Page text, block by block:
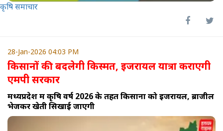
कृषि समाचार
28-Jan-2026 04:03 PM
किसानों की बदलेगी किस्मत, इजरायल यात्रा कराएगी
एमपी सरकार
मध्यप्रदेश में कृषि वर्ष 2026 के तहत किसानों को इजरायल, ब्राजील
भेजकर खेती सिखाई जाएगी